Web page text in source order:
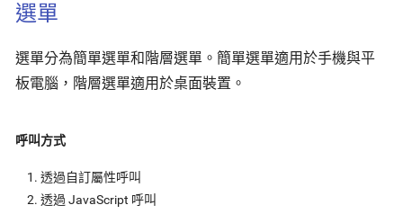
選單
選單分為簡單選單和階層選單。簡單選單適用於手機與平
板電腦，階層選單適用於桌面裝置。
呼叫方式
透過自訂屬性呼叫
透過 JavaScript 呼叫